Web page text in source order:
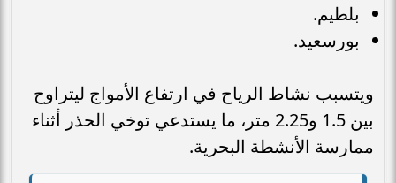
بلطيم.
بورسعيد.
ويتسبب نشاط الرياح في ارتفاع الأمواج ليتراوح
بين 1.5 و2.25 متر، ما يستدعي توخي الحذر أثناء
ممارسة الأنشطة البحرية.